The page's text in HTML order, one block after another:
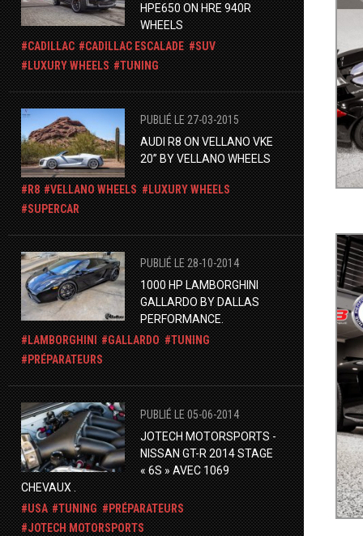
HPE650 ON HRE 940R
WHEELS
CADILLAC
CADILLAC ESCALADE
SUV
LUXURY WHEELS
TUNING
PUBLIÉ LE 27-03-2015
AUDI R8 ON VELLANO VKE
20” BY VELLANO WHEELS
R8 VELLANO WHEELS
LUXURY WHEELS
SUPERCAR
PUBLIÉ LE 28-10-2014
1000 HP LAMBORGHINI
GALLARDO BY DALLAS
PERFORMANCE.
LAMBORGHINI
GALLARDO
TUNING
PRÉPARATEURS
PUBLIÉ LE 05-06-2014
JOTECH MOTORSPORTS -
NISSAN GT-R 2014 STAGE
« 6S » AVEC 1069
CHEVAUX .
USA
TUNING
PRÉPARATEURS
JOTECH MOTORSPORTS